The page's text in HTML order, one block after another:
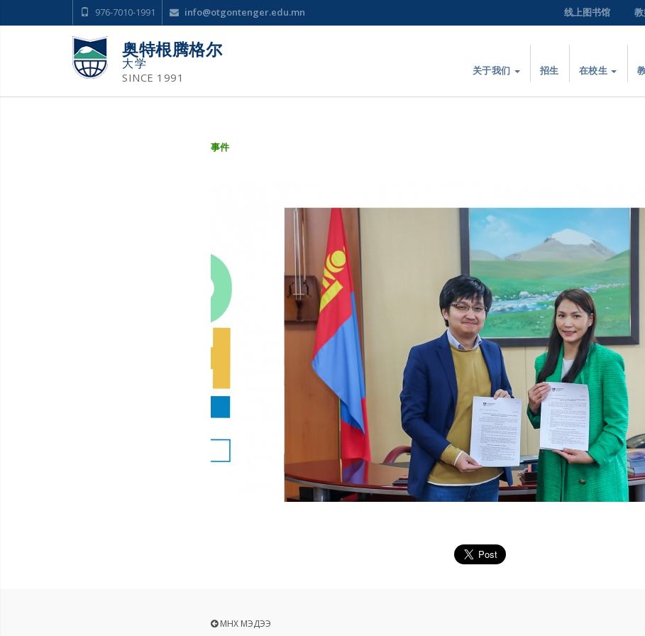
976-7010-1991 info@otgontenger.edu.mn 线上图书馆
奥特根腾格尔
大学
SINCE 1991 关于我们 招生 在校生
事件
ӨМНӨХ МЭДЭЭ